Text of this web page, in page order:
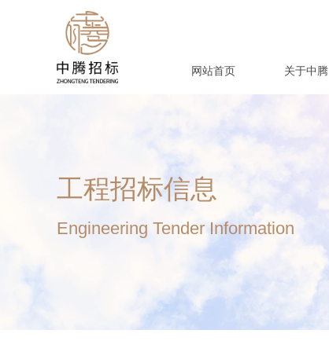
网站首页 关于中腾
工程招标信息
Engineering Tender Information